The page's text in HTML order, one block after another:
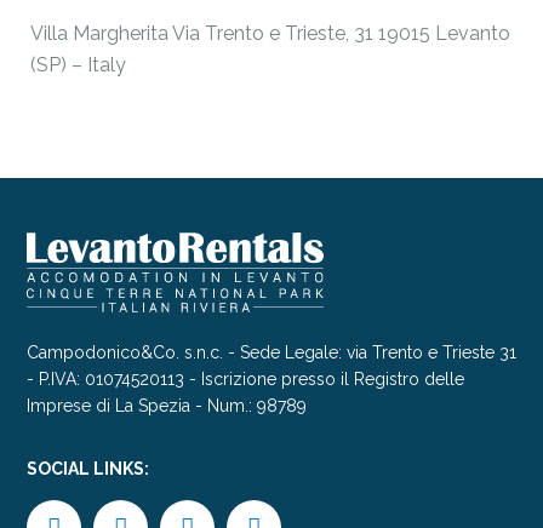
Villa Margherita Via Trento e Trieste, 31 19015 Levanto
(SP) – Italy
Campodonico&Co. s.n.c. - Sede Legale: via Trento e Trieste 31
- P.IVA: 01074520113 - Iscrizione presso il Registro delle
Imprese di La Spezia - Num.: 98789
SOCIAL LINKS: